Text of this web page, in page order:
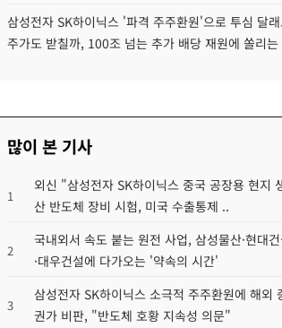
삼성전자 SK하이닉스 '파격 주주환원'으로 투심 달
주가도 받칠까, 100조 넘는 추가 배당 재원에 쏠리는
많이 본 기사
1
외신 "삼성전자 SK하이닉스 중국 공장용 현지
산 반도체 장비 시험, 미국 수출통제 ..
2
국내외서 속도 붙는 원전 사업, 삼성물산·현대건
·대우건설에 다가오는 '약속의 시간'
3
삼성전자 SK하이닉스 소극적 주주환원에 해외
권가 비판, "반도체 호황 지속성 의문"